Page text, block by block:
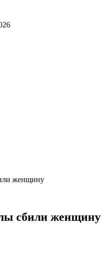
женщину
сбили женщину